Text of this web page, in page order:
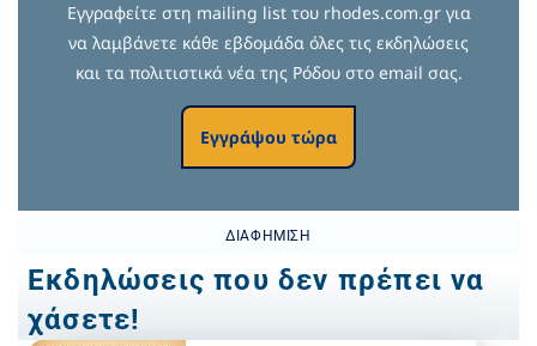
Εγγραφείτε στη mailing list του rhodes.com.gr για
να λαμβάνετε κάθε εβδομάδα όλες τις εκδηλώσεις
και τα πολιτιστικά νέα της Ρόδου στο email σας.
Εγγράψου τώρα
ΔΙΑΦΉΜΙΣΗ
Εκδηλώσεις που δεν πρέπει να
χάσετε!